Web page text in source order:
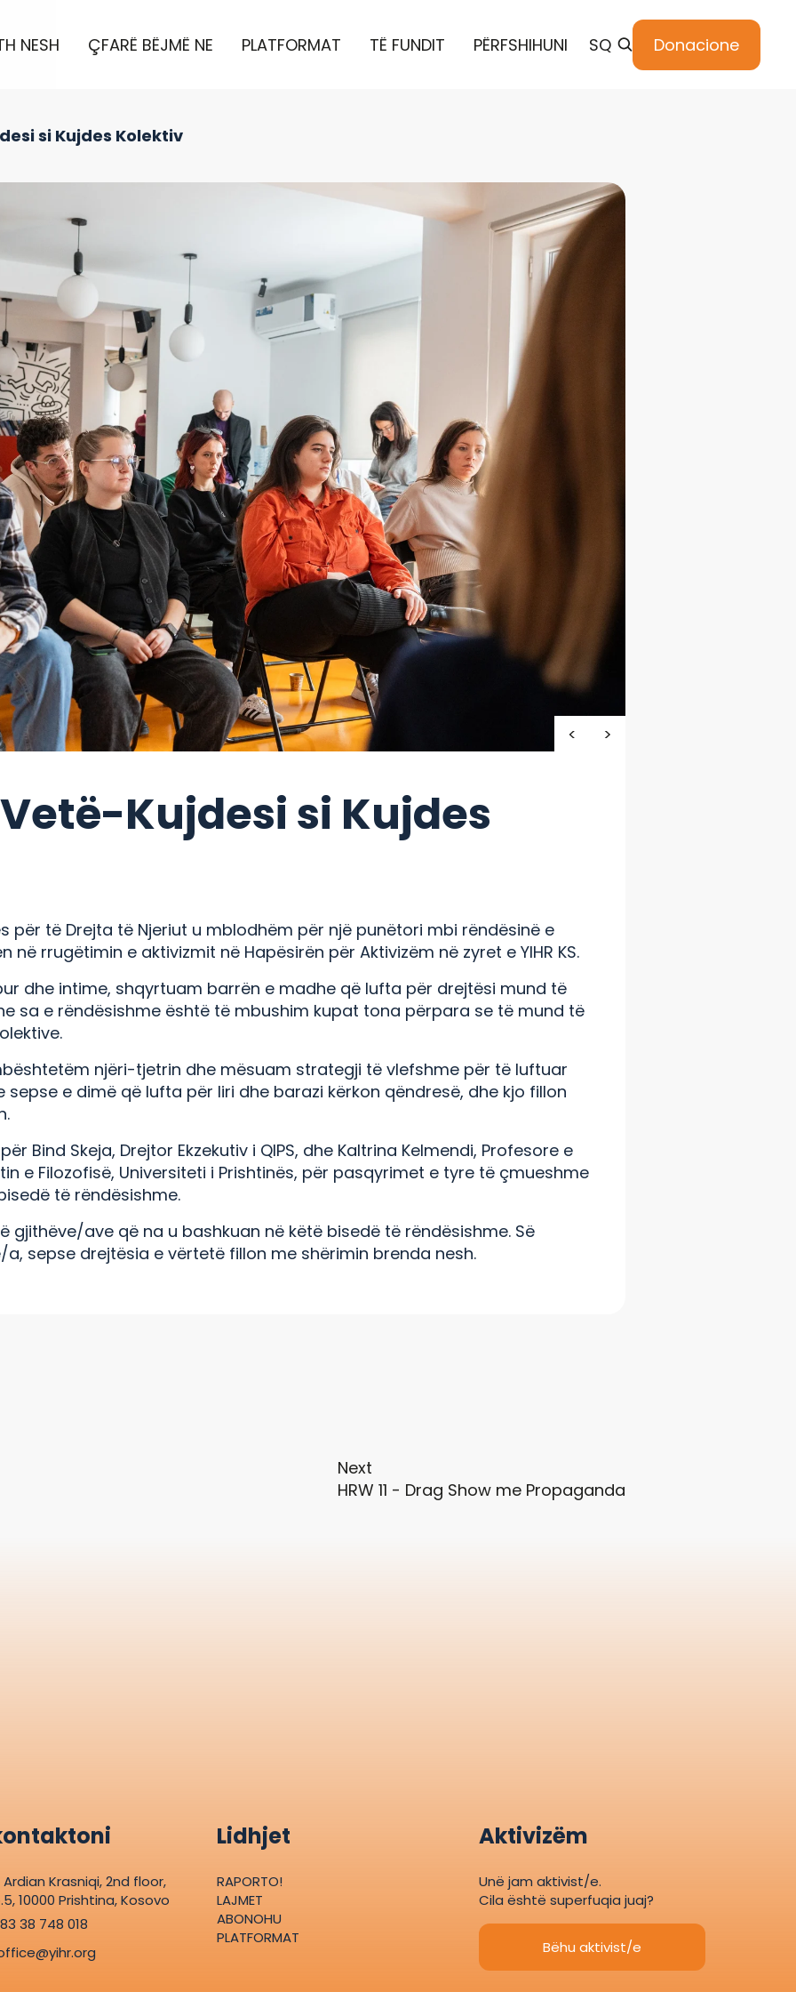
NESH ÇFARË BËJMË NE PLATFORMAT TË FUNDIT PËRFSHIHUNI SQ Donacione
si Kujdes Kolektiv
Vetë-Kujdesi si Kujdes
për të Drejta të Njeriut u mblodhëm për një punëtori mbi rëndësinë e
në rrugëtimin e aktivizmit në Hapësirën për Aktivizëm në zyret e YIHR KS.
dhe intime, shqyrtuam barrën e madhe që lufta për drejtësi mund të
sa e rëndësishme është të mbushim kupat tona përpara se të mund të
njëri-tjetrin dhe mësuam strategji të vlefshme për të luftuar
e dimë që lufta për liri dhe barazi kërkon qëndresë, dhe kjo fillon
Bind Skeja, Drejtor Ekzekutiv i QIPS, dhe Kaltrina Kelmendi, Profesore e
e Filozofisë, Universiteti i Prishtinës, për pasqyrimet e tyre të çmueshme
të rëndësishme.
gjithëve/ave që na u bashkuan në këtë bisedë të rëndësishme. Së
sepse drejtësia e vërtetë fillon me shërimin brenda nesh.
Next
HRW 11 - Drag Show me Propaganda
Ardian Krasniqi, 2nd floor,
10000 Prishtina, Kosovo
38 748 018
Lidhjet
RAPORTO!
LAJMET
ABONOHU
PLATFORMAT
Aktivizëm
Unë jam aktivist/e.
Cila është superfuqia juaj?
Bëhu aktivist/e